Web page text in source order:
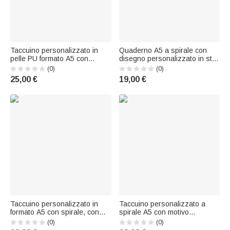
Taccuino personalizzato in
pelle PU formato A5 con
motivo floreale "A New
Chapter" e nome, ideale come
regalo di pensionamento,
per un amico o un collega in
(0)
25,00 €
Quaderno A5 a spirale con
disegno personalizzato in stile
cartone animato antropomorfo,
con nome e iniziale: regalo per
uso quotidiano, per la Festa
compleanno, adatto a inse
(0)
19,00 €
Taccuino personalizzato in
formato A5 con spirale, con
simpatici personaggi dei
cartoni animati e nome, per
(0)
Taccuino personalizzato a
spirale A5 con motivo
"Highland Cow" per sport con
palla, con nome: regalo di
(0)